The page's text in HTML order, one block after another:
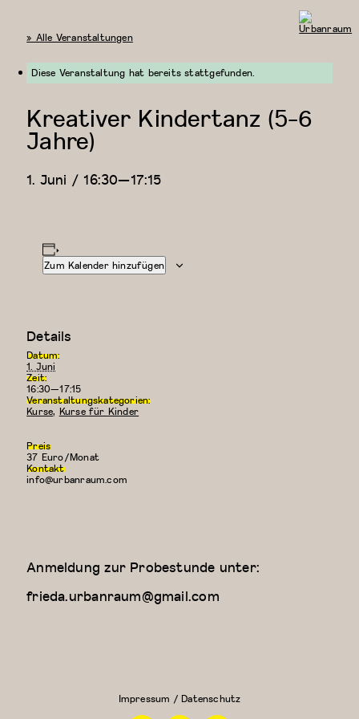
« Alle Veranstaltungen
Diese Veranstaltung hat bereits stattgefunden.
Kreativer Kindertanz (5-6
Jahre)
1. Juni / 16:30—17:15
Anmeldung zur Probestunde unter:
frieda.urbanraum@gmail.com
Zum Kalender hinzufügen
Details
Datum:
1. Juni
Zeit:
16:30—17:15
Veranstaltungskategorien:
Kurse, Kurse für Kinder
Preis
37 Euro/Monat
Kontakt
info@urbanraum.com
Impressum / Datenschutz